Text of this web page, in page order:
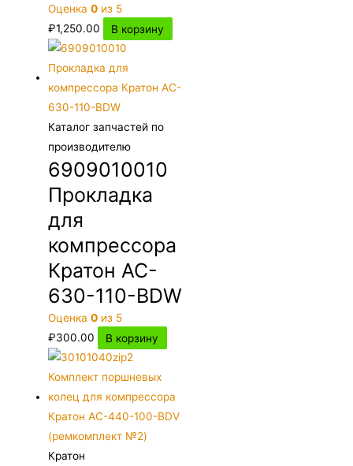
Оценка0 из 5
₽1,250.00 В корзину
Каталог запчастей по
производителю
6909010010
Прокладка
для
компрессора
Кратон AC-
630-110-BDW
Оценка0 из 5
₽300.00 В корзину
Кратон